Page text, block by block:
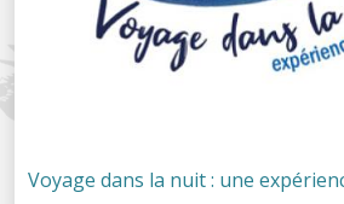
Voyage dans la nuit : une